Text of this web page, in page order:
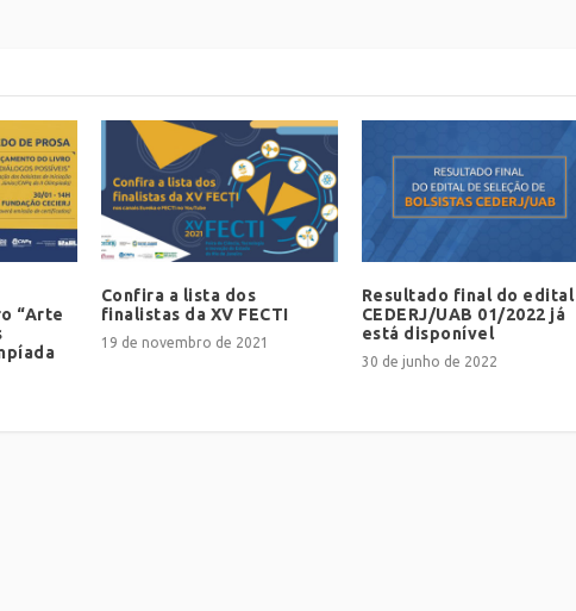
“Arte
Confira a lista dos
finalistas da XV FECTI
19 de novembro de 2021
Resultado final do edital
CEDERJ/UAB 01/2022 já
está disponível
30 de junho de 2022